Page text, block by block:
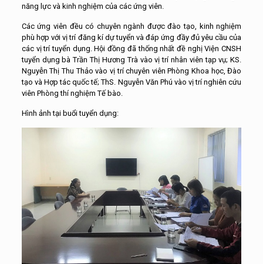
năng lực và kinh nghiệm của các ứng viên.
Các ứng viên đều có chuyên ngành được đào tạo, kinh nghiệm
phù hợp với vị trí đăng kí dự tuyển và đáp ứng đầy đủ yêu cầu của
các vị trí tuyển dụng. Hội đồng đã thống nhất đề nghị Viện CNSH
tuyển dụng bà Trần Thị Hương Trà vào vị trí nhân viên tạp vụ; KS.
Nguyễn Thị Thu Thảo vào vị trí chuyên viên Phòng Khoa học, Đào
tạo và Hợp tác quốc tế; ThS. Nguyễn Văn Phú vào vị trí nghiên cứu
viên Phòng thí nghiệm Tế bào.
Hình ảnh tại buổi tuyển dụng: